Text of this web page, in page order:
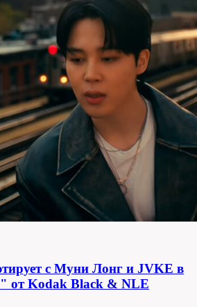
с Муни Лонг и JVKE в
от Kodak Black & NLE